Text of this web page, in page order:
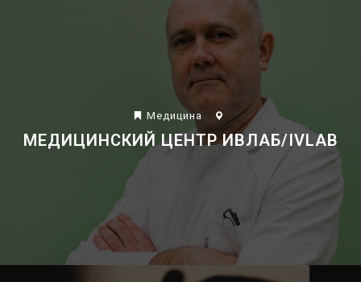
Mедицина
МЕДИЦИНСКИЙ ЦЕНТР ИВЛАБ/IVLAB